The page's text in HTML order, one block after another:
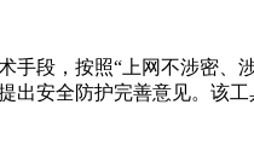
段，按照“上网不涉密、
出安全防护完善意见。该